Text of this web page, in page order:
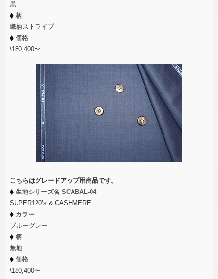
黒
柄
織柄ストライプ
価格
\180,400〜
こちらはグレードアップ用商品です。
生地シリーズ名 SCABAL-04
SUPER120’s & CASHMERE
カラー
ブルーグレー
柄
無地
価格
\180,400〜